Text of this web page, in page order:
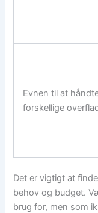
Evnen til at
forskellige
Det er vigtigt at
behov og budget.
brug for, men som